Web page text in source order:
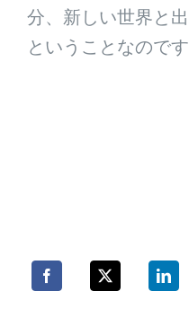
分、新しい世界と
ということなのです